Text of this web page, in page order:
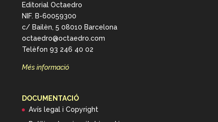
Editorial Octaedro
NIF. B-60059300
c/ Bailèn, 5 08010 Barcelona
octaedro@octaedro.com
Telèfon 93 246 40 02
Més informació
DOCUMENTACIÓ
Avís legal i Copyright